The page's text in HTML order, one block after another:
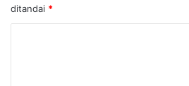
ditandai *